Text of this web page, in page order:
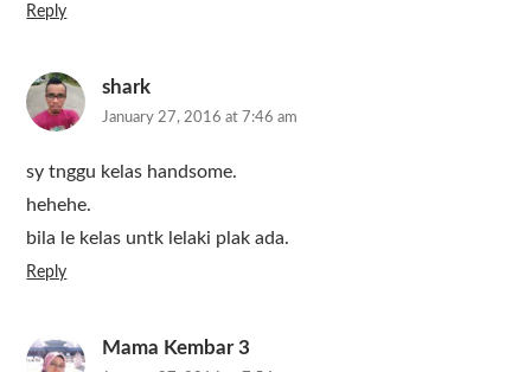
Reply
shark
January 27, 2016 at 7:46 am
sy tnggu kelas handsome.
hehehe.
bila le kelas untk lelaki plak ada.
Reply
Mama Kembar 3